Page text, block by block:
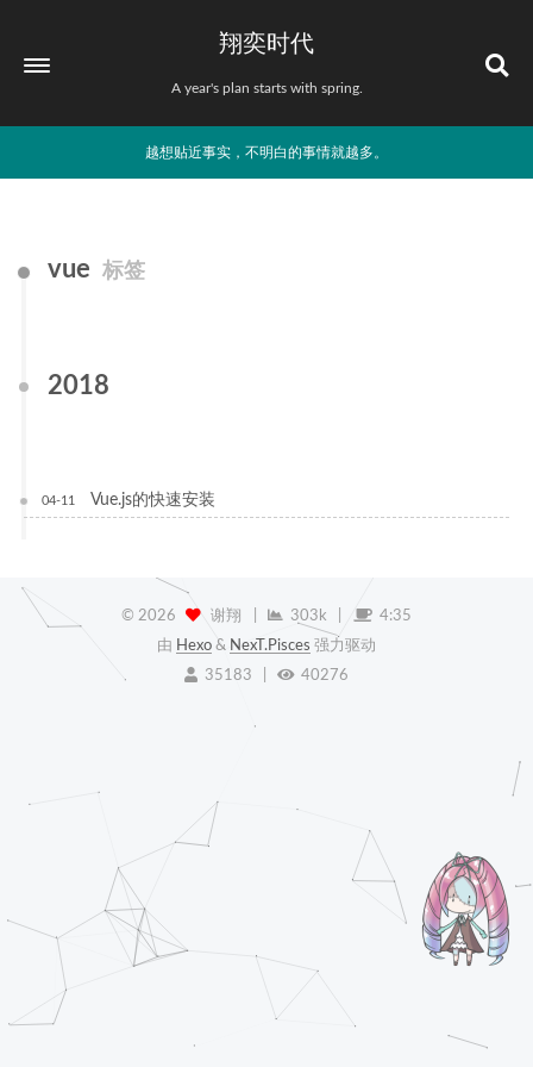
翔奕时代
A year's plan starts with spring.
越想贴近事实，不明白的事情就越多。
vue 标签
2018
04-11 Vue.js的快速安装
© 2026 谢翔 303k 4:35
由 Hexo & NexT.Pisces 强力驱动
35183 40276